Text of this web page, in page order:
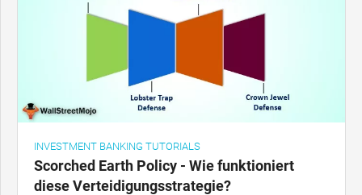
INVESTMENT BANKING TUTORIALS
Scorched Earth Policy - Wie funktioniert
diese Verteidigungsstrategie?